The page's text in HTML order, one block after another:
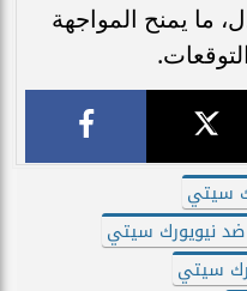
ما يمنح المواجهة
سيتي
ضد نيويورك سيتي
سيتي